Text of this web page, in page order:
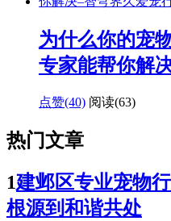
为什么你的宠
专家能帮你解
点赞(40) 阅读(63)
热门文章
1建邺区专业宠物
根源到和谐共处